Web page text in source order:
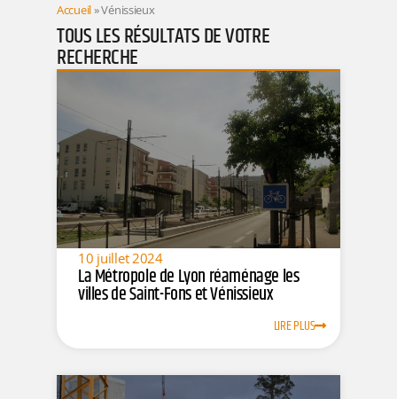
Accueil»Vénissieux
TOUS LES RÉSULTATS DE VOTRE
RECHERCHE
10 juillet 2024
La Métropole de Lyon réaménage les
villes de Saint-Fons et Vénissieux
LIRE PLUS